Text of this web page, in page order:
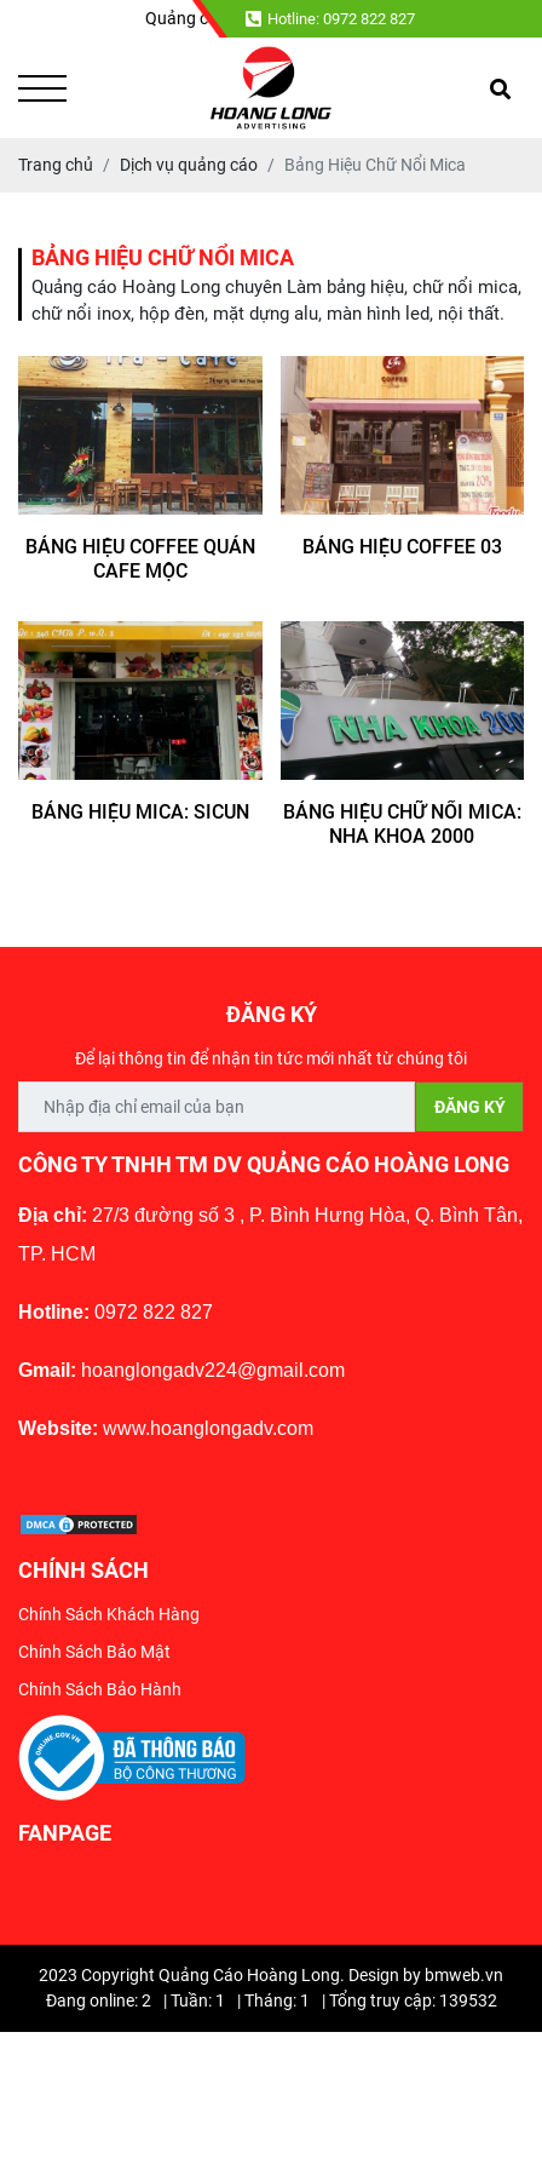
Quảng cáo Hoàng Long chuyên : Làm bảng hiệu, chữ
Hotline: 0972 822 827
Trang chủ Dịch vụ quảng cáo Bảng Hiệu Chữ Nổi Mica
BẢNG HIỆU CHỮ NỔI MICA
Quảng cáo Hoàng Long chuyên Làm bảng hiệu, chữ nổi mica,
chữ nổi inox, hộp đèn, mặt dựng alu, màn hình led, nội thất.
BẢNG HIỆU COFFEE QUÁN
CAFE MỘC
BẢNG HIỆU COFFEE 03
BẢNG HIỆU MICA: SICUN
BẢNG HIỆU CHỮ NỔI MICA:
NHA KHOA 2000
ĐĂNG KÝ
Để lại thông tin để nhận tin tức mới nhất từ chúng tôi
CÔNG TY TNHH TM DV QUẢNG CÁO HOÀNG LONG
Địa chỉ: 27/3 đường số 3 , P. Bình Hưng Hòa, Q. Bình Tân,
TP. HCM
Hotline: 0972 822 827
Gmail: hoanglongadv224@gmail.com
Website: www.hoanglongadv.com
CHÍNH SÁCH
Chính Sách Khách Hàng
Chính Sách Bảo Mật
Chính Sách Bảo Hành
FANPAGE
2023 Copyright Quảng Cáo Hoàng Long. Design by bmweb.vn
Đang online: 2
|Tuần: 1 |Tháng: 1 |Tổng truy cập: 139532